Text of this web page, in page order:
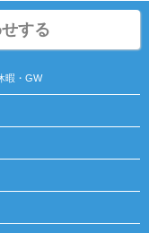
する
暇・GW